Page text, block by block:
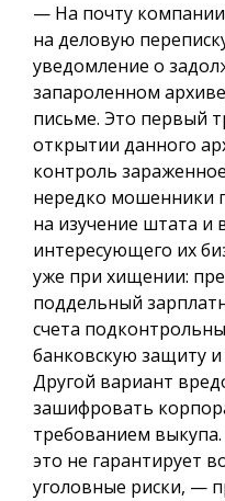
— На почту
на деловую
уведомление о
запароленном
письме. Это первый
открытии данного
контроль
нередко мошенники
на изучение штата и
интересующего их
уже при хищении:
поддельный
счета
банковскую защиту
Другой вариант
зашифровать
требованием
это не гарантирует
уголовные риски, —